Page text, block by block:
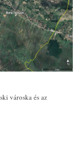
városka és az